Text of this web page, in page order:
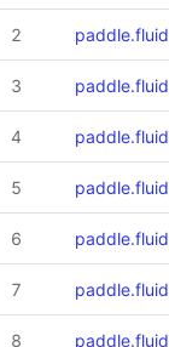
2
3
4
5
6
7
8